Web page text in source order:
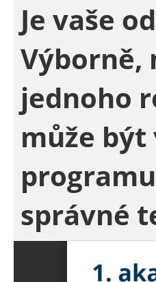
Je vaše
Výborně,
jednoho
může
správné